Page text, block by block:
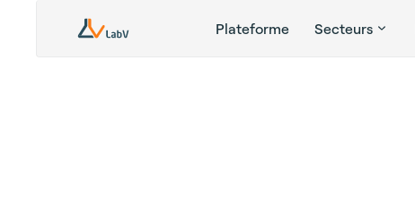
Plateforme Secteurs